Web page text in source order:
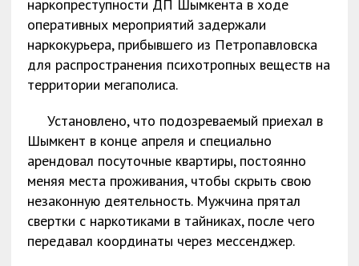
наркопреступности ДП Шымкента в ходе
оперативных мероприятий задержали
наркокурьера, прибывшего из Петропавловска
для распространения психотропных веществ на
территории мегаполиса.
Установлено, что подозреваемый приехал в
Шымкент в конце апреля и специально
арендовал посуточные квартиры, постоянно
меняя места проживания, чтобы скрыть свою
незаконную деятельность. Мужчина прятал
свертки с наркотиками в тайниках, после чего
передавал координаты через мессенджер.